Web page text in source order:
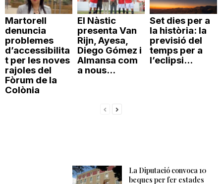
Martorell
denuncia
problemes
d’accessibilita
t per les noves
rajoles del
Fòrum de la
Colònia
El Nàstic
presenta Van
Rijn, Ayesa,
Diego Gómez i
Almansa com
a nous...
Set dies per a
la història: la
previsió del
temps per a
l’eclipsi...